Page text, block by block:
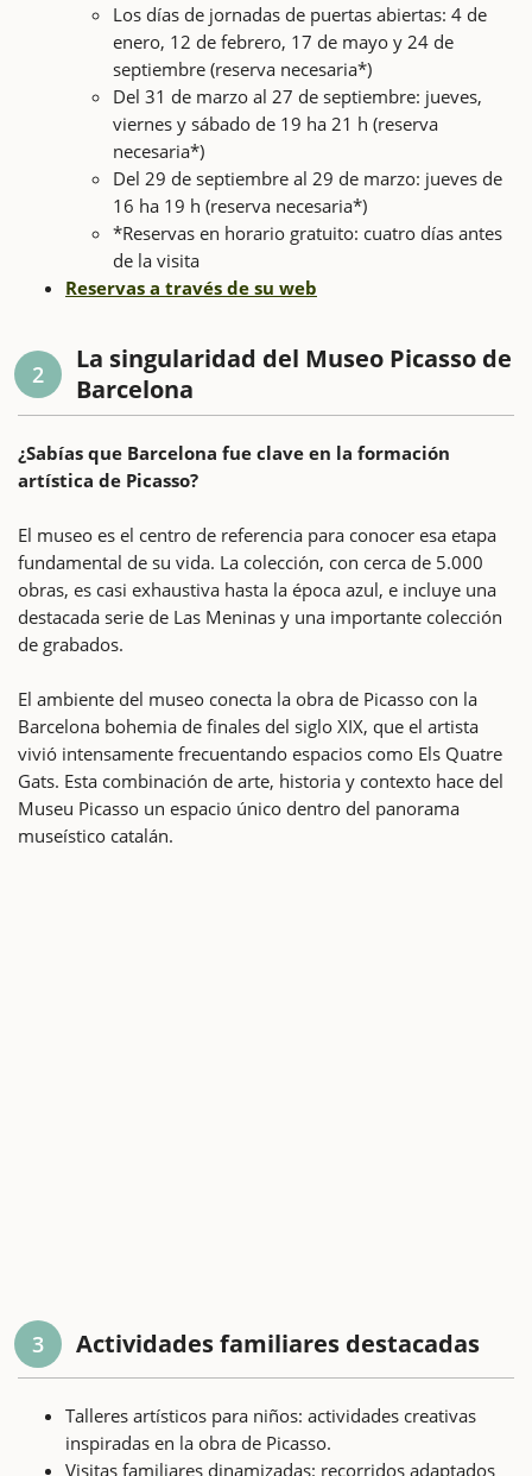
Los días de jornadas de puertas abiertas: 4 de
enero, 12 de febrero, 17 de mayo y 24 de
septiembre (reserva necesaria*)
Del 31 de marzo al 27 de septiembre: jueves,
viernes y sábado de 19 ha 21 h (reserva
necesaria*)
Del 29 de septiembre al 29 de marzo: jueves de
16 ha 19 h (reserva necesaria*)
*Reservas en horario gratuito: cuatro días antes
de la visita
Reservas a través de su web
2
La singularidad del Museo Picasso de
Barcelona
¿Sabías que Barcelona fue clave en la formación
artística de Picasso?
El museo es el centro de referencia para conocer esa etapa
fundamental de su vida. La colección, con cerca de 5.000
obras, es casi exhaustiva hasta la época azul, e incluye una
destacada serie de Las Meninas y una importante colección
de grabados.
El ambiente del museo conecta la obra de Picasso con la
Barcelona bohemia de finales del siglo XIX, que el artista
vivió intensamente frecuentando espacios como Els Quatre
Gats. Esta combinación de arte, historia y contexto hace del
Museu Picasso un espacio único dentro del panorama
museístico catalán.
3 Actividades familiares destacadas
Talleres artísticos para niños: actividades creativas
inspiradas en la obra de Picasso.
Visitas familiares dinamizadas: recorridos adaptados